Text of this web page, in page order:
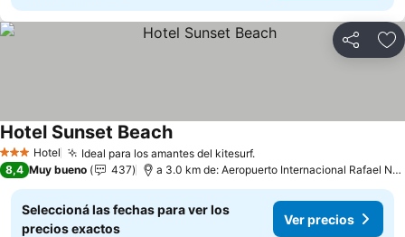
Compartir
3 Estrellas
Hotel Ideal para los amantes del kitesurf.
Hotel Sunset Beach
8,4 Muy bueno 437 a 3.0 km de: Aeropuerto Internacional Rafael Núñez
Seleccioná las fechas para ver los
precios exactos
Ver precios